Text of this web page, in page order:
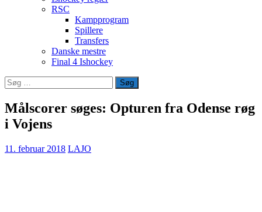
RSC
Kampprogram
Spillere
Transfers
Danske mestre
Final 4 Ishockey
Søg
efter:
Målscorer søges: Opturen fra Odense røg
i Vojens
11. februar 2018 LAJO